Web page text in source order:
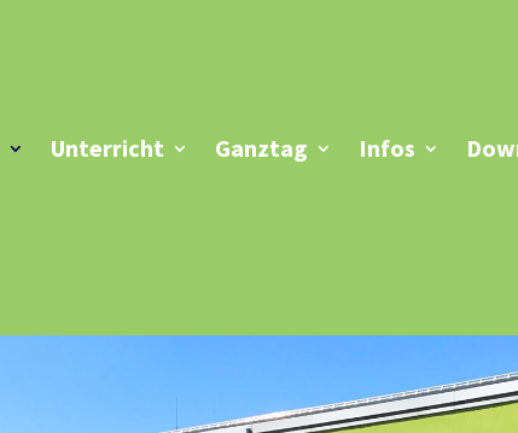
Unterricht Ganztag Infos